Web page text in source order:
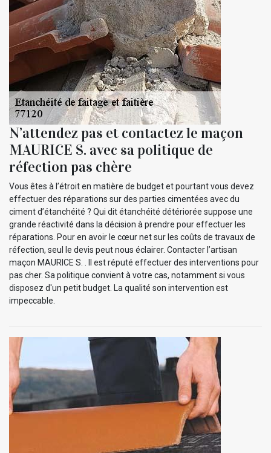
N’attendez pas et contactez le maçon
MAURICE S. avec sa politique de
réfection pas chère
Vous êtes à l’étroit en matière de budget et pourtant vous devez
effectuer des réparations sur des parties cimentées avec du
ciment d’étanchéité ? Qui dit étanchéité détériorée suppose une
grande réactivité dans la décision à prendre pour effectuer les
réparations. Pour en avoir le cœur net sur les coûts de travaux de
réfection, seul le devis peut nous éclairer. Contacter l’artisan
maçon MAURICE S. . Il est réputé effectuer des interventions pour
pas cher. Sa politique convient à votre cas, notamment si vous
disposez d'un petit budget. La qualité son intervention est
impeccable.